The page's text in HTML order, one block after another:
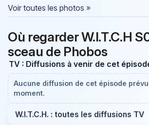
Voir toutes les photos »
Où regarder W.I.T.C.H
sceau de Phobos
TV : Diffusions à venir de cet
Aucune diffusion de cet épisode
moment.
W.I.T.C.H. : toutes les diffusions TV